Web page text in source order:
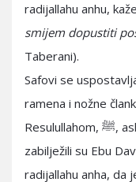
smijem dopustiti
Taberani).
Safovi se
ramena i nožne
Resulullahom, ﷺ, ashabi činili. A hadis na koji ste ukazali
zabilježili su Ebu